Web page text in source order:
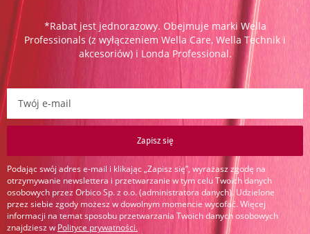
*Rabat jest jednorazowy. Obejmuje marki Wella
Professionals (z wyłączeniem Wella Care, Wella Technik i
akcesoriów) i Londa Professional.
Zapisz się do newslettera:
Zapisz się
Podając swój adres e-mail i klikając „Zapisz się”, wyrażasz zgodę na
otrzymywanie newslettera i przetwarzanie w tym celu Twoich danych
osobowych przez Orbico Sp. z o.o. (administratora danych). Udzielone
przez siebie zgody możesz w dowolnym momencie wycofać. Więcej
informacji na temat sposobu przetwarzania Twoich danych osobowych
znajdziesz w Polityce prywatności.